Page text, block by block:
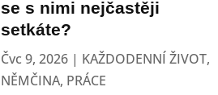
se s nimi nejčastěji
setkáte?
Čvc 9, 2026 | KAŽDODENNÍ ŽIVOT,
NĚMČINA, PRÁCE